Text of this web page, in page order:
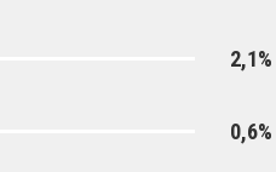
2,1%
0,6%